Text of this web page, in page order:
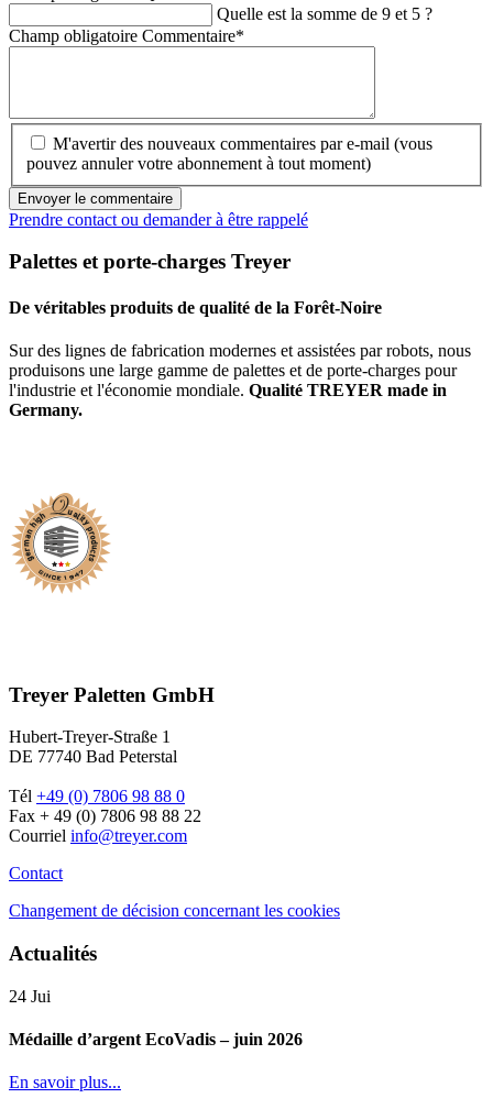
Quelle est la somme de 9 et 5 ?
Champ obligatoire Commentaire*
M'avertir des nouveaux commentaires par e-mail (vous
pouvez annuler votre abonnement à tout moment)
Envoyer le commentaire
Prendre contact ou demander à être rappelé
Palettes et porte-charges Treyer
De véritables produits de qualité de la Forêt-Noire
Sur des lignes de fabrication modernes et assistées par robots, nous
produisons une large gamme de palettes et de porte-charges pour
l'industrie et l'économie mondiale. Qualité TREYER made in
Germany.
Treyer Paletten GmbH
Hubert-Treyer-Straße 1
DE 77740 Bad Peterstal
Tél +49 (0) 7806 98 88 0
Fax + 49 (0) 7806 98 88 22
Courriel info@treyer.com
Contact
Changement de décision concernant les cookies
Actualités
24 Jui
Médaille d’argent EcoVadis – juin 2026
En savoir plus...